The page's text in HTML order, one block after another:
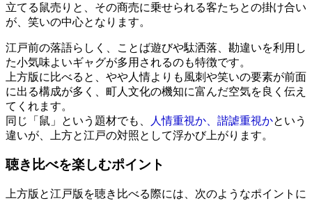
立てる鼠売りと、その商売に乗せられる客たちとの掛け合い
が、笑いの中心となります。
江戸前の落語らしく、ことば遊びや駄洒落、勘違いを利用し
た小気味よいギャグが多用されるのも特徴です。
上方版に比べると、やや人情よりも風刺や笑いの要素が前面
に出る構成が多く、町人文化の機知に富んだ空気を良く伝え
てくれます。
同じ「鼠」という題材でも、
人情重視か、諧謔重視かという
違いが、上方と江戸の対照として浮かび上がります。
聴き比べを楽しむポイント
上方版と江戸版を聴き比べる際には、次のようなポイントに